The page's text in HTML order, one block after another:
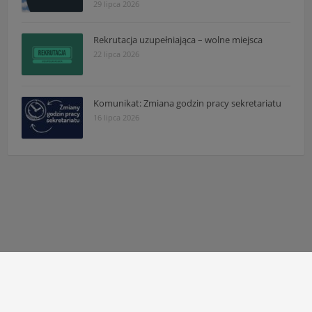
29 lipca 2026
Rekrutacja uzupełniająca – wolne miejsca
22 lipca 2026
Komunikat: Zmiana godzin pracy sekretariatu
16 lipca 2026